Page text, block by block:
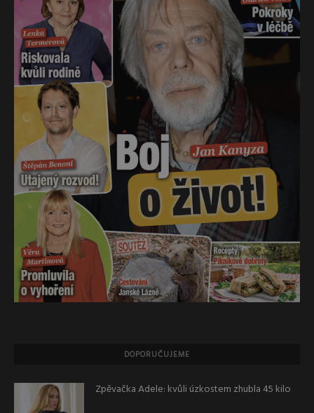
DOPORUČUJEME
Zpěvačka Adele: kvůli úzkostem zhubla 45 kilo